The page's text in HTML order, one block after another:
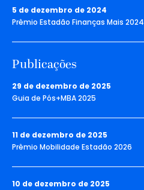
5 de dezembro de 2024
Prêmio Estadão Finanças Mais 2024
Publicações
29 de dezembro de 2025
Guia de Pós+MBA 2025
11 de dezembro de 2025
Prêmio Mobilidade Estadão 2026
10 de dezembro de 2025